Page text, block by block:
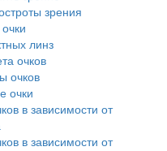
зрения
линз
очков
очков
очки
в зависимости от
в зависимости от